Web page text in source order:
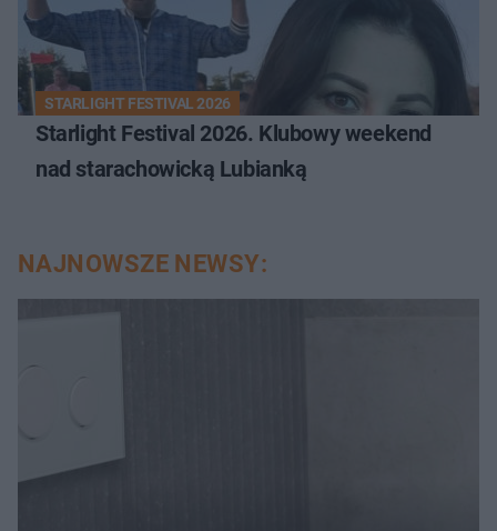
STARLIGHT FESTIVAL 2026
Starlight Festival 2026. Klubowy weekend
nad starachowicką Lubianką
NAJNOWSZE NEWSY: